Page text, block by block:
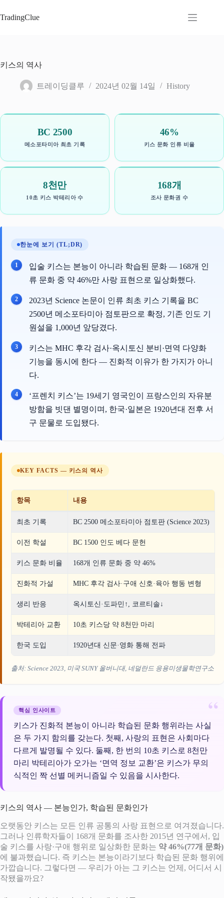
문
뛰
TradingClue
키스의 역사
트레이딩클루 2024년 02월 14일 History
BC 2500
메소포타미아 최초 기록
46%
키스 문화 인류 비율
8천만
10초 키스 박테리아 수
168개
조사 문화권 수
한눈에 보기 (TL;DR)
입술 키스는 본능이 아니라 학습된 문화 — 168개 인
류 문화 중 약 46%만 사랑 표현으로 일상화했다.
2023년 Science 논문이 인류 최초 키스 기록을 BC
2500년 메소포타미아 점토판으로 확정, 기존 인도 기
원설을 1,000년 앞당겼다.
키스는 MHC 후각 검사·옥시토신 분비·면역 다양화
기능을 동시에 한다 — 진화적 이유가 한 가지가 아니
다.
‘프렌치 키스’는 19세기 영국인이 프랑스인의 자유분
방함을 빗댄 별명이며, 한국·일본은 1920년대 전후 서
구 문물로 도입됐다.
KEY FACTS — 키스의 역사
항목 내용
최초 기록 BC 2500 메소포타미아 점토판 (Science 2023)
이전 학설 BC 1500 인도 베다 문헌
키스 문화 비율 168개 인류 문화 중 약 46%
진화적 가설 MHC 후각 검사·구애 신호·육아 행동 변형
생리 반응 옥시토신·도파민↑, 코르티솔↓
박테리아 교환 10초 키스당 약 8천만 마리
한국 도입 1920년대 신문·영화 통해 전파
출처: Science 2023, 미국 SUNY 올버니대, 네덜란드 응용미생물학연구소
핵심 인사이트
키스가 진화적 본능이 아니라 학습된 문화 행위라는 사실
은 두 가지 함의를 갖는다. 첫째, 사랑의 표현은 사회마다
다르게 발명될 수 있다. 둘째, 한 번의 10초 키스로 8천만
마리 박테리아가 오가는 ‘면역 정보 교환’은 키스가 무의
식적인 짝 선별 메커니즘일 수 있음을 시사한다.
키스의 역사 — 본능인가, 학습된 문화인가
오랫동안 키스는 모든 인류 공통의 사랑 표현으로 여겨졌습니다.
그러나 인류학자들이 168개 문화를 조사한 2015년 연구에서, 입
술 키스를 사랑·구애 행위로 일상화한 문화는 약 46%(77개 문화)
에 불과했습니다. 즉 키스는 본능이라기보다 학습된 문화 행위에
가깝습니다. 그렇다면 — 우리가 아는 그 키스는 언제, 어디서 시
작됐을까요?